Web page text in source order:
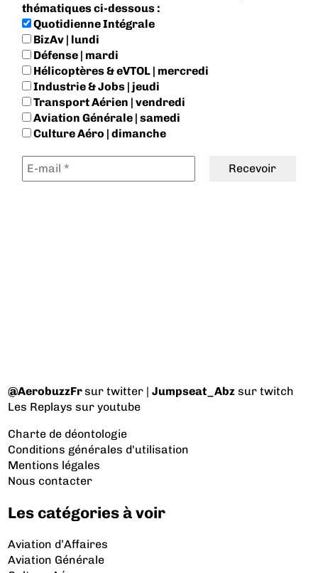
thématiques ci-dessous :
Quotidienne Intégrale
BizAv | lundi
Défense | mardi
Hélicoptères & eVTOL | mercredi
Industrie & Jobs | jeudi
Transport Aérien | vendredi
Aviation Générale | samedi
Culture Aéro | dimanche
@AerobuzzFrsur twitter |Jumpseat_Abz sur twitch
Les Replays sur youtube
Charte de déontologie
Conditions générales d'utilisation
Mentions légales
Nous contacter
Les catégories à voir
Aviation d’Affaires
Aviation Générale